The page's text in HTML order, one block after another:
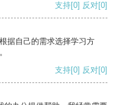
支持[0] 反对[0]
据自己的需求选择学习方
支持[0] 反对[0]